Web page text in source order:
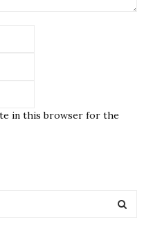
in this browser for the